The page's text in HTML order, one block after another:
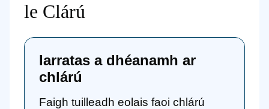
le Clárú
Iarratas a dhéanamh ar
chlárú
Faigh tuilleadh eolais faoi chlárú